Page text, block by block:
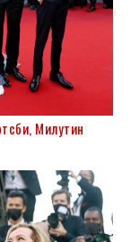
Милутин